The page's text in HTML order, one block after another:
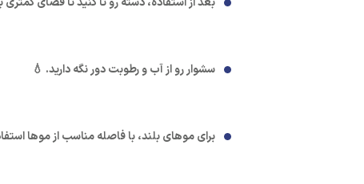
سشوار رو از آب و رطوبت دور نگه دارید. 💧
برای موهای بلند، با فاصله مناسب از موها